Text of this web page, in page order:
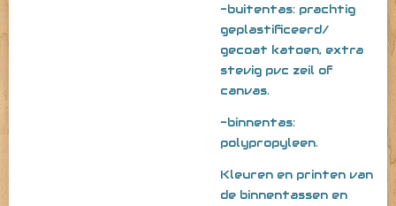
-buitentas: prachtig
geplastificeerd/
gecoat katoen, extra
stevig pvc zeil of
canvas.
-binnentas:
polypropyleen.
Kleuren en printen van
de binnentassen en